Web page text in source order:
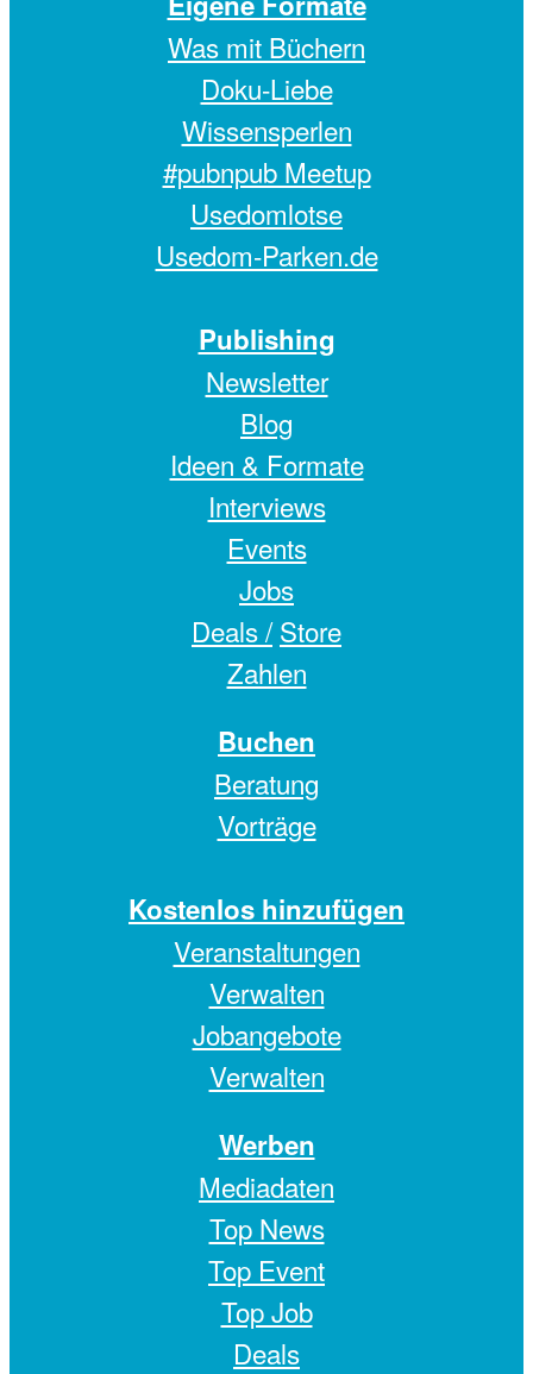
Was mit Büchern
Doku-Liebe
Wissensperlen
#pubnpub Meetup
Usedomlotse
Usedom-Parken.de
Publishing
Newsletter
Blog
Ideen & Formate
Interviews
Events
Jobs
Deals / Store
Zahlen
Buchen
Beratung
Vorträge
Kostenlos hinzufügen
Veranstaltungen
Verwalten
Jobangebote
Verwalten
Werben
Mediadaten
Top News
Top Event
Top Job
Deals